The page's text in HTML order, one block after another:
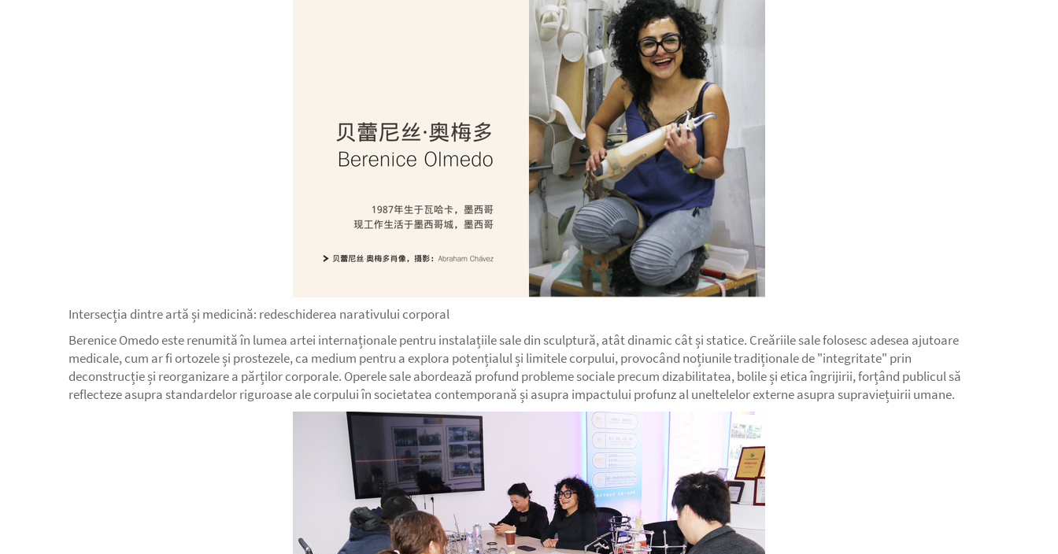
Intersecția dintre artă și medicină: redeschiderea narativului corporal
Berenice Omedo este renumită în lumea artei internaționale pentru instalațiile sale din sculptură, atât dinamic cât și statice. Creăriile sale folosesc adesea ajutoare
medicale, cum ar fi ortozele și prostezele, ca medium pentru a explora potențialul și limitele corpului, provocând noțiunile tradiționale de "integritate" prin
deconstrucție și reorganizare a părților corporale. Operele sale abordează profund probleme sociale precum dizabilitatea, bolile și etica îngrijirii, forțând publicul să
reflecteze asupra standardelor riguroase ale corpului în societatea contemporană și asupra impactului profunz al uneltelelor externe asupra supraviețuirii umane.